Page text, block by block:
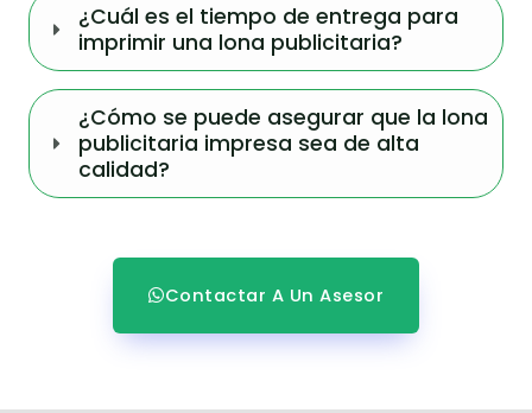
¿Cuál es el tiempo de entrega para
imprimir una lona publicitaria?
¿Cómo se puede asegurar que la lona
publicitaria impresa sea de alta
calidad?
Contactar A Un Asesor